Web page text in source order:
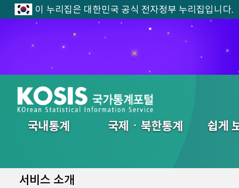
이 누리집은 대한민국 공식 전자정부 누리집입니다.
국내통계 국제ㆍ북한통계 쉽게
서비스 소개